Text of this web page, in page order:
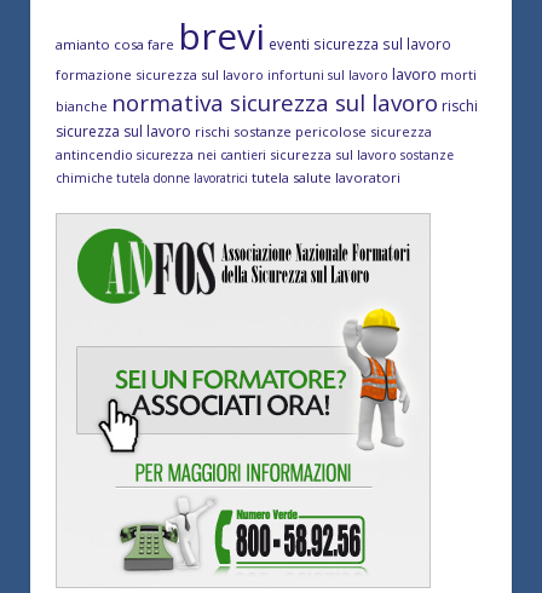
amianto cosa fare brevi eventi sicurezza sul lavoro
formazione sicurezza sul lavoro infortuni sul lavoro lavoro morti
bianche normativa sicurezza sul lavoro rischi
sicurezza sul lavoro rischi sostanze pericolose sicurezza
antincendio sicurezza nei cantieri sicurezza sul lavoro sostanze
chimiche tutela donne lavoratrici tutela salute lavoratori